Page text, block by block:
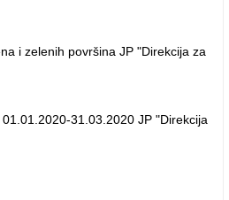
i zelenih površina JP "Direkcija za
31.03.2020 JP "Direkcija